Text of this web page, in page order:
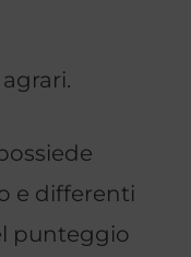
e differenti
punteggio